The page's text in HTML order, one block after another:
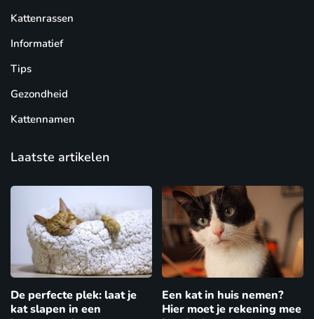
Kattenrassen
Informatief
Tips
Gezondheid
Kattennamen
Laatste artikelen
De perfecte plek: laat je
kat slapen in een
Een kat in huis nemen?
Hier moet je rekening mee